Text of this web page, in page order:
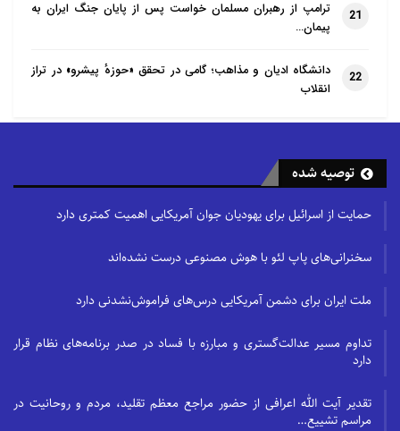
21
ترامپ از رهبران مسلمان خواست پس از پایان جنگ ایران به
پیمان…
22
دانشگاه ادیان و مذاهب؛ گامی در تحقق «حوزهٔ پیشرو» در تراز
انقلاب
توصیه شده
حمایت از اسرائیل برای یهودیان جوان آمریکایی اهمیت کمتری دارد
سخنرانی‌های پاپ لئو با هوش مصنوعی درست نشده‌اند
ملت ایران برای دشمن آمریکایی درس‌های فراموش‌نشدنی دارد
تداوم مسیر عدالت‌گستری و مبارزه با فساد در صدر برنامه‌های نظام قرار
دارد
تقدیر آیت الله اعرافی از حضور مراجع معظم تقلید، مردم و روحانیت در
مراسم تشییع…